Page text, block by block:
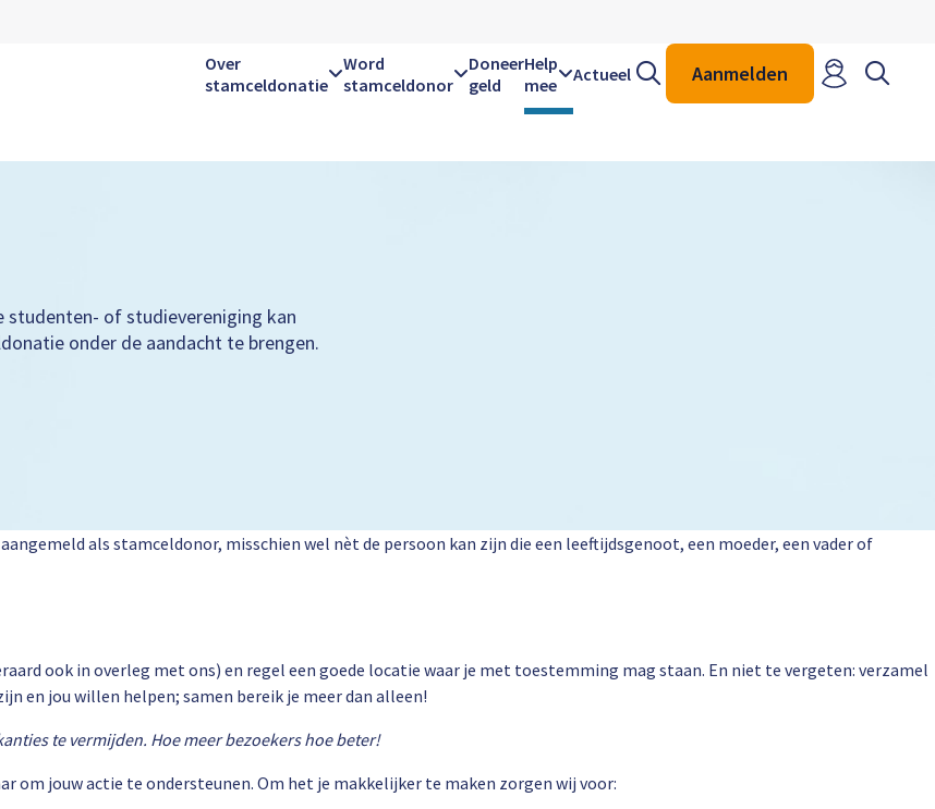
Over
stamceldonatie
Word
stamceldonor
Doneer
geld
Help
mee
Actueel
Zoeken
Aanmelden
Zoeken
studenten- of studievereniging kan
onder de aandacht te brengen.
als stamceldonor, misschien wel nèt de persoon kan zijn die een leeftijdsgenoot, een moeder, een vader of
ook in overleg met ons) en regel een goede locatie waar je met toestemming mag staan. En niet te vergeten: verzamel
en jou willen helpen; samen bereik je meer dan alleen!
te vermijden. Hoe meer bezoekers hoe beter!
om jouw actie te ondersteunen. Om het je makkelijker te maken zorgen wij voor: